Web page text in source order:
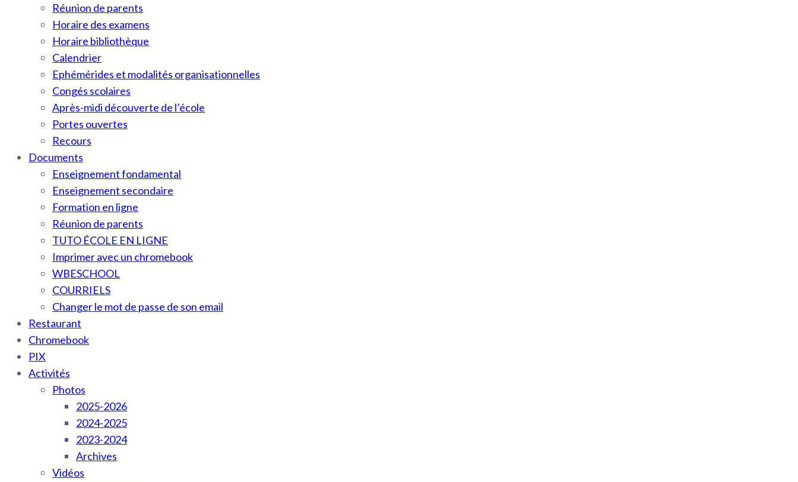
Réunion de parents
Horaire des examens
Horaire bibliothèque
Calendrier
Ephémérides et modalités organisationnelles
Congés scolaires
Après-midi découverte de l’école
Portes ouvertes
Recours
Documents
Enseignement fondamental
Enseignement secondaire
Formation en ligne
Réunion de parents
TUTO ÉCOLE EN LIGNE
Imprimer avec un chromebook
WBESCHOOL
COURRIELS
Changer le mot de passe de son email
Restaurant
Chromebook
PIX
Activités
Photos
2025-2026
2024-2025
2023-2024
Archives
Vidéos